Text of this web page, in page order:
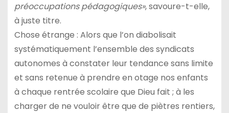
préoccupations pédagogiques», savoure-t-elle,
à juste titre.
Chose étrange : Alors que l’on diabolisait
systématiquement l’ensemble des syndicats
autonomes à constater leur tendance sans limite
et sans retenue à prendre en otage nos enfants
à chaque rentrée scolaire que Dieu fait ; à les
charger de ne vouloir être que de piètres rentiers,